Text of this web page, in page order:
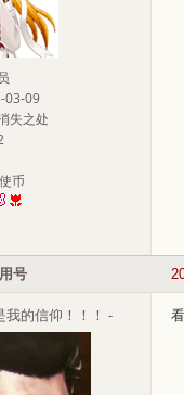
03-09
失之处
币
号
我的信仰！！！ -